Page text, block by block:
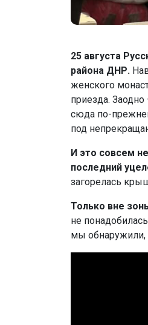
25 августа
района ДНР.
женского
приезда.
сюда по-
под
И это совсем
последний
загорелась
Только вне
не
мы обнаружили,